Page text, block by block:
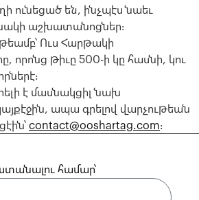
ունեցած են, ինչպէս նաեւ
աշխատանոցներ։
Ուս Հարթակի
որոնց թիւը 500-ի կը հասնի, կու
է մասնակցիլ նախ
ապա գրելով վարչութեան
contact@ooshartag.com։
համար՝